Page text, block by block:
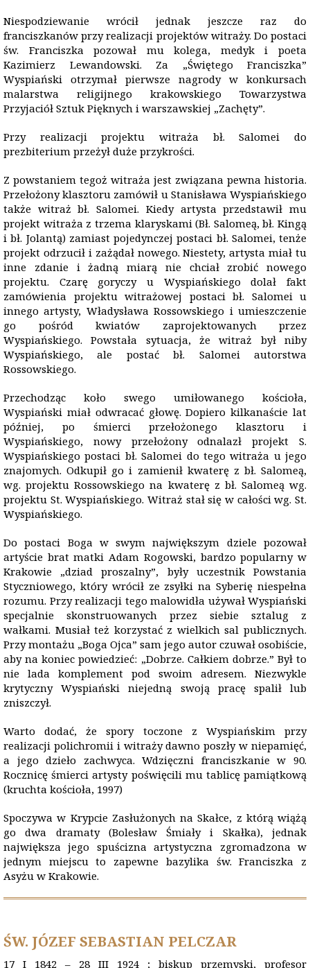
Niespodziewanie wrócił jednak jeszcze raz do
franciszkanów przy realizacji projektów witraży. Do postaci
św. Franciszka pozował mu kolega, medyk i poeta
Kazimierz Lewandowski. Za „Świętego Franciszka”
Wyspiański otrzymał pierwsze nagrody w konkursach
malarstwa religijnego krakowskiego Towarzystwa
Przyjaciół Sztuk Pięknych i warszawskiej „Zachęty”.
Przy realizacji projektu witraża bł. Salomei do
prezbiterium przeżył duże przykrości.
Z powstaniem tegoż witraża jest związana pewna historia.
Przełożony klasztoru zamówił u Stanisława Wyspiańskiego
także witraż bł. Salomei. Kiedy artysta przedstawił mu
projekt witraża z trzema klaryskami (Bł. Salomeą, bł. Kingą
i bł. Jolantą) zamiast pojedynczej postaci bł. Salomei, tenże
projekt odrzucił i zażądał nowego. Niestety, artysta miał tu
inne zdanie i żadną miarą nie chciał zrobić nowego
projektu. Czarę goryczy u Wyspiańskiego dolał fakt
zamówienia projektu witrażowej postaci bł. Salomei u
innego artysty, Władysława Rossowskiego i umieszczenie
go pośród kwiatów zaprojektowanych przez
Wyspiańskiego. Powstała sytuacja, że witraż był niby
Wyspiańskiego, ale postać bł. Salomei autorstwa
Rossowskiego.
Przechodząc koło swego umiłowanego kościoła,
Wyspiański miał odwracać głowę. Dopiero kilkanaście lat
później, po śmierci przełożonego klasztoru i
Wyspiańskiego, nowy przełożony odnalazł projekt S.
Wyspiańskiego postaci bł. Salomei do tego witraża u jego
znajomych. Odkupił go i zamienił kwaterę z bł. Salomeą,
wg. projektu Rossowskiego na kwaterę z bł. Salomeą wg.
projektu St. Wyspiańskiego. Witraż stał się w całości wg. St.
Wyspiańskiego.
Do postaci Boga w swym największym dziele pozował
artyście brat matki Adam Rogowski, bardzo popularny w
Krakowie „dziad proszalny”, były uczestnik Powstania
Styczniowego, który wrócił ze zsyłki na Syberię niespełna
rozumu. Przy realizacji tego malowidła używał Wyspiański
specjalnie skonstruowanych przez siebie sztalug z
wałkami. Musiał też korzystać z wielkich sal publicznych.
Przy montażu „Boga Ojca” sam jego autor czuwał osobiście,
aby na koniec powiedzieć: „Dobrze. Całkiem dobrze.” Był to
nie lada komplement pod swoim adresem. Niezwykle
krytyczny Wyspiański niejedną swoją pracę spalił lub
zniszczył.
Warto dodać, że spory toczone z Wyspiańskim przy
realizacji polichromii i witraży dawno poszły w niepamięć,
a jego dzieło zachwyca. Wdzięczni franciszkanie w 90.
Rocznicę śmierci artysty poświęcili mu tablicę pamiątkową
(kruchta kościoła, 1997)
Spoczywa w Krypcie Zasłużonych na Skałce, z którą wiążą
go dwa dramaty (Bolesław Śmiały i Skałka), jednak
największa jego spuścizna artystyczna zgromadzona w
jednym miejscu to zapewne bazylika św. Franciszka z
Asyżu w Krakowie.
ŚW. JÓZEF SEBASTIAN PELCZAR
17 I 1842 – 28 III 1924 ; biskup przemyski, profesor